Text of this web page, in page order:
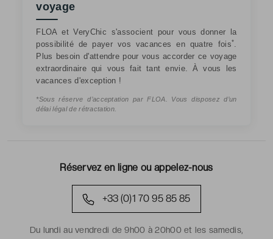
Réservez en ligne ou appelez-nous
+33 (0)1 70 95 85 85
Du lundi au vendredi de 9h00 à 20h00 et les samedis,
voyage
FLOA et VeryChic s'associent pour vous donner la
possibilité de payer vos vacances en quatre fois*.
Plus besoin d'attendre pour vous accorder ce voyage
extraordinaire qui vous fait tant envie. À vous les
vacances d'exception !
*Sous réserve d’acceptation par FLOA. Vous disposez d’un
délai légal de rétractation.